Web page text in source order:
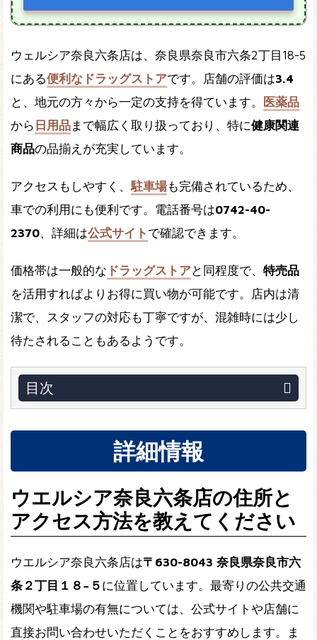
ウェルシア奈良六条店は、奈良県奈良市六条2丁目18-5
にある便利なドラッグストアです。店舗の評価は3.4
と、地元の方々から一定の支持を得ています。
医薬品
から 日用品まで幅広く取り扱っており、特に健康関連
商品の品揃えが充実しています。
アクセスもしやすく、 駐車場も完備されているため、
車での利用にも便利です。電話番号は0742-40-
2370、詳細は公式サイト で確認できます。
価格帯は一般的な ドラッグストアと同程度で、 特売品
を活用すればよりお得に買い物が可能です。店内は清
潔で、スタッフの対応も丁寧ですが、混雑時には少し
待たされることもあるようです。
目次
詳細情報
ウエルシア奈良六条店の住所と
アクセス方法を教えてください
ウエルシア奈良六条店は〒630-8043 奈良県奈良市六
条２丁目１８−５ に位置しています。最寄りの公共交通
機関や駐車場の有無については、公式サイトや店舗に
直接お問い合わせいただくことをおすすめします。ま